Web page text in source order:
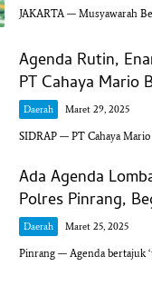
JAKARTA — Musyawarah
Agenda Rutin,
PT Cahaya Mario
Daerah Maret 29, 2025
SIDRAP — PT Cahaya
Ada Agenda
Polres Pinrang,
Daerah Maret 25, 2025
Pinrang — Agenda bertajuk